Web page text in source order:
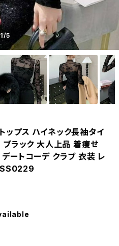
1/5
ップス ハイネック長袖タイ
ブラック 大人上品 着痩せ
ートコーデ クラブ 衣装 レ